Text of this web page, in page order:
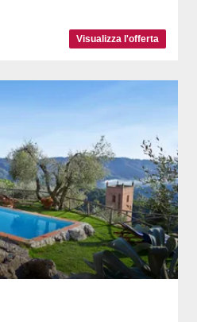
Visualizza l'offerta